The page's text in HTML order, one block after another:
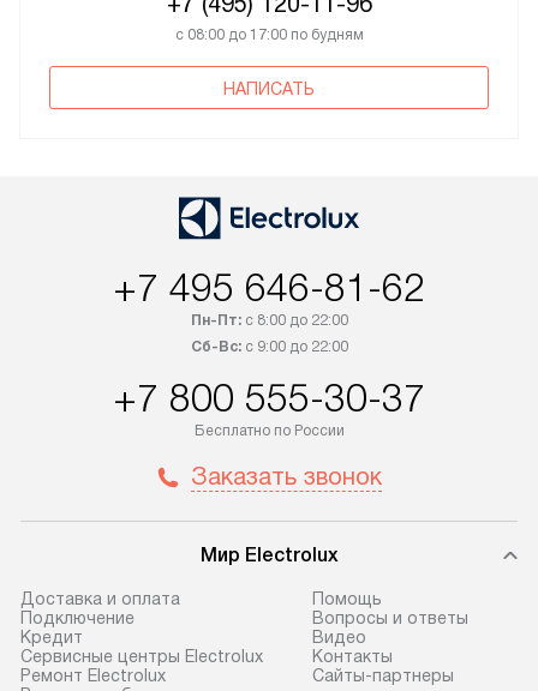
с 08:00 до 17:00 по будням
НАПИСАТЬ
+7 495 646-81-62
Пн-Пт:с 8:00 до 22:00
Сб-Вс:с 9:00 до 22:00
+7 800 555-30-37
Бесплатно по России
Заказать звонок
Мир Electrolux
Доставка и оплата
Подключение
Кредит
Сервисные центры Electrolux
Ремонт Electrolux
Помощь
Вопросы и ответы
Видео
Контакты
Сайты-партнеры